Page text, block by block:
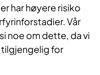
har høyere risiko
Vår
noe om dette, da vi
for